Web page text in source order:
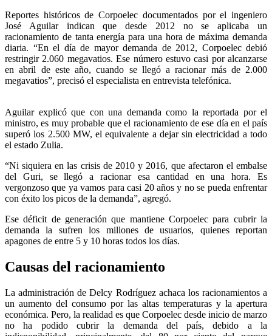
Reportes históricos de Corpoelec documentados por el ingeniero
José Aguilar indican que desde 2012 no se aplicaba un
racionamiento de tanta energía para una hora de máxima demanda
diaria. “En el día de mayor demanda de 2012, Corpoelec debió
restringir 2.060 megavatios. Ese número estuvo casi por alcanzarse
en abril de este año, cuando se llegó a racionar más de 2.000
megavatios”, precisó el especialista en entrevista telefónica.
Aguilar explicó que con una demanda como la reportada por el
ministro, es muy probable que el racionamiento de ese día en el país
superó los 2.500 MW, el equivalente a dejar sin electricidad a todo
el estado Zulia.
“Ni siquiera en las crisis de 2010 y 2016, que afectaron el embalse
del Guri, se llegó a racionar esa cantidad en una hora. Es
vergonzoso que ya vamos para casi 20 años y no se pueda enfrentar
con éxito los picos de la demanda”, agregó.
Ese déficit de generación que mantiene Corpoelec para cubrir la
demanda la sufren los millones de usuarios, quienes reportan
apagones de entre 5 y 10 horas todos los días.
Causas del racionamiento
La administración de Delcy Rodríguez achaca los racionamientos a
un aumento del consumo por las altas temperaturas y la apertura
económica. Pero, la realidad es que Corpoelec desde inicio de marzo
no ha podido cubrir la demanda del país, debido a la